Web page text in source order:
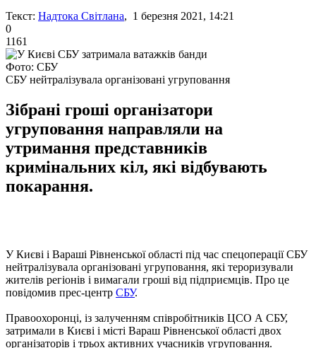
Текст: Надтока Світлана, 1 березня 2021, 14:21
0
1161
Фото: СБУ
СБУ нейтралізувала організовані угруповання
Зібрані гроші організатори
угруповання направляли на
утримання представників
кримінальних кіл, які відбувають
покарання.
У Києві і Вараші Рівненської області під час спецоперації СБУ
нейтралізувала організовані угруповання, які тероризували
жителів регіонів і вимагали гроші від підприємців. Про це
повідомив прес-центр СБУ.
Правоохоронці, із залученням співробітників ЦСО А СБУ,
затримали в Києві і місті Вараш Рівненської області двох
організаторів і трьох активних учасників угруповання.